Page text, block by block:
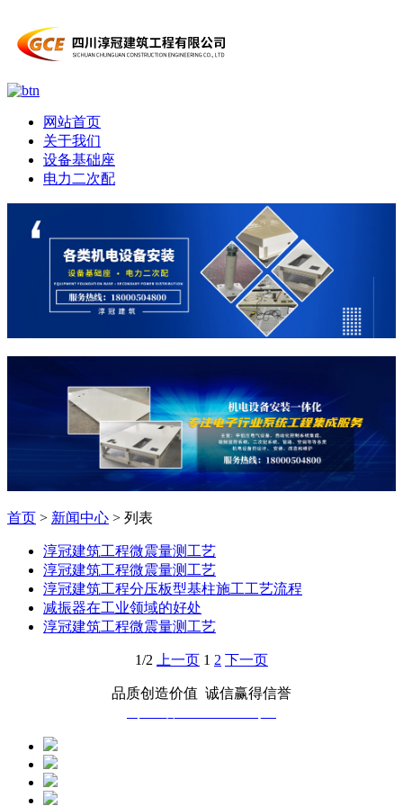
网站首页
关于我们
设备基础座
电力二次配
首页 > 新闻中心 > 列表
淳冠建筑工程微震量测工艺
淳冠建筑工程微震量测工艺
淳冠建筑工程分压板型基柱施工工艺流程
减振器在工业领域的好处
淳冠建筑工程微震量测工艺
1/2 上一页 1 2 下一页
品质创造价值 诚信赢得信誉